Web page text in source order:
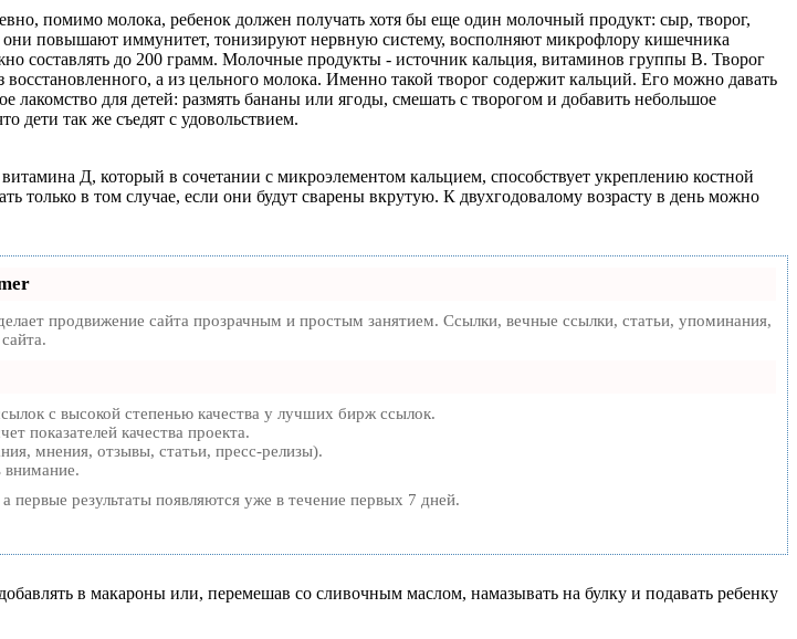
помимо молока, ребенок должен получать хотя бы еще один молочный продукт: сыр, творог,
повышают иммунитет, тонизируют нервную систему, восполняют микрофлору кишечника
составлять до 200 грамм. Молочные продукты - источник кальция, витаминов группы В. Творог
а из цельного молока. Именно такой творог содержит кальций. Его можно давать
лакомство для детей: размять бананы или ягоды, смешать с творогом и добавить небольшое
дети так же съедят с удовольствием.
Д, который в сочетании с микроэлементом кальцием, способствует укреплению костной
только в том случае, если они будут сварены вкрутую. К двухгодовалому возрасту в день можно
продвижение сайта прозрачным и простым занятием. Ссылки, вечные ссылки, статьи, упоминания,
с высокой степенью качества у лучших бирж ссылок.
показателей качества проекта.
мнения, отзывы, статьи, пресс-релизы).
внимание.
первые результаты появляются уже в течение первых 7 дней.
в макароны или, перемешав со сливочным маслом, намазывать на булку и подавать ребенку